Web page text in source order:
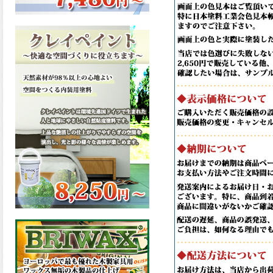
ーンが新しく販売開始致しま
2026.03.13
滑らかな塗膜は従来の屋根用
塗料と比べ、滑らかな塗膜表
面を形成し、光沢が高く、抜
群の仕上がり性を提供、一液
プレミアムルーフシリコンが
新しく販売開始致しました。
ご購入はこちらから。
2026.03.12
無機顔料の表面を高緻密ダブ
ルシールド層でガードするこ
とにより、ラジカルの発生を
抑制、エスケープレミアムル
ーフSiが新しく販売開始致し
ました。ご購入はこちらか
ら。
2026.03.11
緻密で強靭な無機系塗膜と、
汚れを降雨で洗い流す親水性